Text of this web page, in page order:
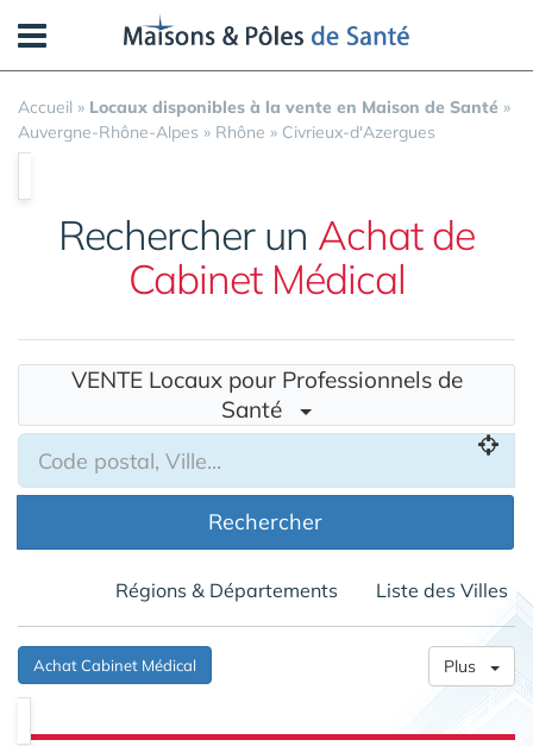
Accueil » Locaux disponibles à la vente en Maison de Santé »
Auvergne-Rhône-Alpes » Rhône » Civrieux-d'Azergues
Rechercher un Achat de
Cabinet Médical
VENTE Locaux pour Professionnels de
Santé
Rechercher
Régions & Départements Liste des Villes
Achat Cabinet Médical Plus
Panneau de gestion des cookies